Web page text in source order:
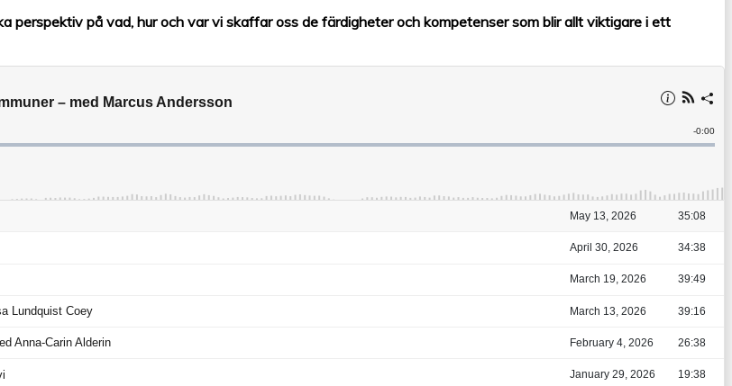
perspektiv på vad, hur och var vi skaffar oss de färdigheter och kompetenser som blir allt viktigare i ett